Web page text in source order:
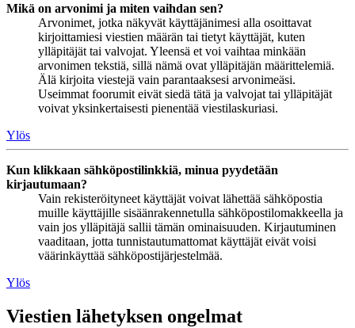
Mikä on arvonimi ja miten vaihdan sen?
Arvonimet, jotka näkyvät käyttäjänimesi alla osoittavat
kirjoittamiesi viestien määrän tai tietyt käyttäjät, kuten
ylläpitäjät tai valvojat. Yleensä et voi vaihtaa minkään
arvonimen tekstiä, sillä nämä ovat ylläpitäjän määrittelemiä.
Älä kirjoita viestejä vain parantaaksesi arvonimeäsi.
Useimmat foorumit eivät siedä tätä ja valvojat tai ylläpitäjät
voivat yksinkertaisesti pienentää viestilaskuriasi.
Ylös
Kun klikkaan sähköpostilinkkiä, minua pyydetään
kirjautumaan?
Vain rekisteröityneet käyttäjät voivat lähettää sähköpostia
muille käyttäjille sisäänrakennetulla sähköpostilomakkeella ja
vain jos ylläpitäjä sallii tämän ominaisuuden. Kirjautuminen
vaaditaan, jotta tunnistautumattomat käyttäjät eivät voisi
väärinkäyttää sähköpostijärjestelmää.
Ylös
Viestien lähetyksen ongelmat